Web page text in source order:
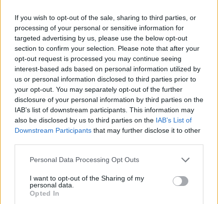
If you wish to opt-out of the sale, sharing to third parties, or
processing of your personal or sensitive information for
targeted advertising by us, please use the below opt-out
section to confirm your selection. Please note that after your
opt-out request is processed you may continue seeing
interest-based ads based on personal information utilized by
us or personal information disclosed to third parties prior to
your opt-out. You may separately opt-out of the further
disclosure of your personal information by third parties on the
IAB’s list of downstream participants. This information may
also be disclosed by us to third parties on the IAB’s List of
Downstream Participants that may further disclose it to other
Personal Data Processing Opt Outs
I want to opt-out of the Sharing of my
personal data.
Opted In
Sertraline (1274)
Depressie - antidepressiva SSRI
Paroxetine (1272)
Depressie - antidepressiva SSRI
Simvastatine (1228)
Cholesterol
Champix (1187)
Verslavingsziekten
Venlafaxine (1004)
Depressie - antidepressiva overig
Tramadol (939)
Pijn - morfine-achtigen
Schildklier - hypothyroidie (traagwerkend)
Omeprazol (848)